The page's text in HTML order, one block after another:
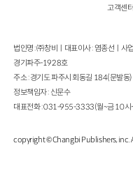
고객센터
법인명 : ㈜창비ㅣ대표이사 : 염종선ㅣ
경기파주-1928호
주소 : 경기도 파주시 회동길 184(문발
정보책임자 : 신문수
대표전화 : 031-955-3333(월~금 10시
copyright © Changbi Publishers, inc.